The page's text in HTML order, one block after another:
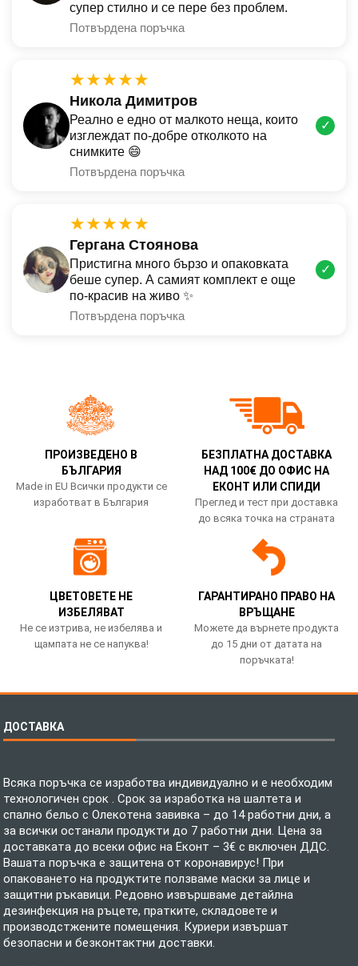
супер стилно и се пере без проблем.
Потвърдена поръчка
★★★★★
Никола Димитров
Реално е едно от малкото неща, които
изглеждат по-добре отколкото на
снимките 😄
Потвърдена поръчка
✓
★★★★★
Гергана Стоянова
Пристигна много бързо и опаковката
беше супер. А самият комплект е още
по-красив на живо ✨
Потвърдена поръчка
✓
ПРОИЗВЕДЕНО В
БЪЛГАРИЯ
Made in EU Всички продукти се
изработват в България
БЕЗПЛАТНА ДОСТАВКА
НАД 100€ ДО ОФИС НА
ЕКОНТ ИЛИ СПИДИ
Преглед и тест при доставка
до всяка точка на страната
ЦВЕТОВЕТЕ НЕ
ИЗБЕЛЯВАТ
Не се изтрива, не избелява и
щампата не се напуква!
ГАРАНТИРАНО ПРАВО НА
ВРЪЩАНЕ
Можете да върнете продукта
до 15 дни от датата на
поръчката!
ДОСТАВКА
Всяка поръчка се изработва индивидуално и е необходим
технологичен срок . Срок за изработка на шалтета и
спално бельо с Олекотена завивка – до 14 работни дни, а
за всички останали продукти до 7 работни дни. Цена за
доставката до всеки офис на Еконт – 3€ с включен ДДС.
Вашата поръчка е защитена от коронавирус! При
опаковането на продуктите ползваме маски за лице и
защитни ръкавици. Редовно извършваме детайлна
дезинфекция на ръцете, пратките, складовете и
производстжените помещения. Куриери извършат
безопасни и безконтактни доставки.